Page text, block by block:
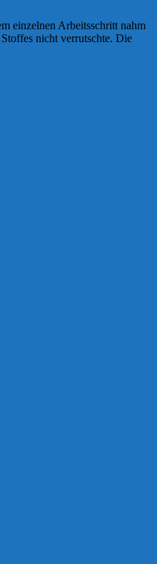
einzelnen Arbeitsschritt nahm
nicht verrutschte. Die